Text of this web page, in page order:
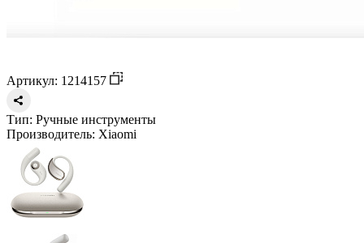
Артикул: 1214157
Тип: Ручные инструменты
Производитель: Xiaomi